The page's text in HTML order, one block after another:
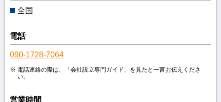
全国
電話
090-1728-7064
電話連絡の際は、「会社設立専門ガイド」を見たと一言お伝えくださ
い。
営業時間